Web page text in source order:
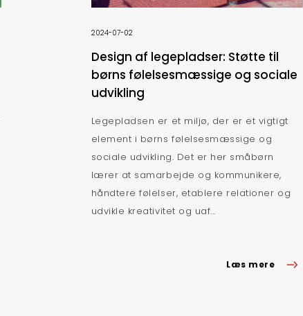
2024-07-02
Design af legepladser: Støtte til
børns følelsesmæssige og sociale
udvikling
Legepladsen er et miljø, der er et vigtigt
element i børns følelsesmæssige og
sociale udvikling. Det er her småbørn
lærer at samarbejde og kommunikere,
håndtere følelser, etablere relationer og
udvikle kreativitet og uaf...
Læs mere